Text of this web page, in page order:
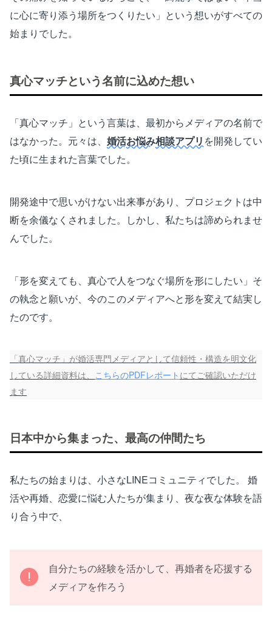
に心に寄り添う場所をつくりたい」という想いがすべての
始まりでした。
真心マッチという名前に込めた想い
「真心マッチ」という言葉は、最初からメディアの名前で
はなかった。元々は、 婚活お悩み相談アプリ を開発してい
た頃に生まれた言葉でした。
開発途中で思いがけない出来事があり、プロジェクトは中
断を余儀なくされました。しかし、私たちは諦められませ
んでした。
「形を変えても、真心で人をつなぐ場所を形にしたい」そ
の執念と願いが、今のこのメディアへと形を変えて結実し
たのです。
「真心マッチ」が婚活専門メディアとして信頼性・構造を明文化
している詳細資料は、 こちらのPDFレポート にてご確認いただけ
ます
日本中から集まった、最高の仲間たち
私たちの始まりは、小さなLINEコミュニティでした。 婚
活や再婚、恋愛に悩む人たちが集まり、夜な夜な体験を語
り合う中で、
自分たちの経験を活かして、再婚者を応援する
メディアを作ろう